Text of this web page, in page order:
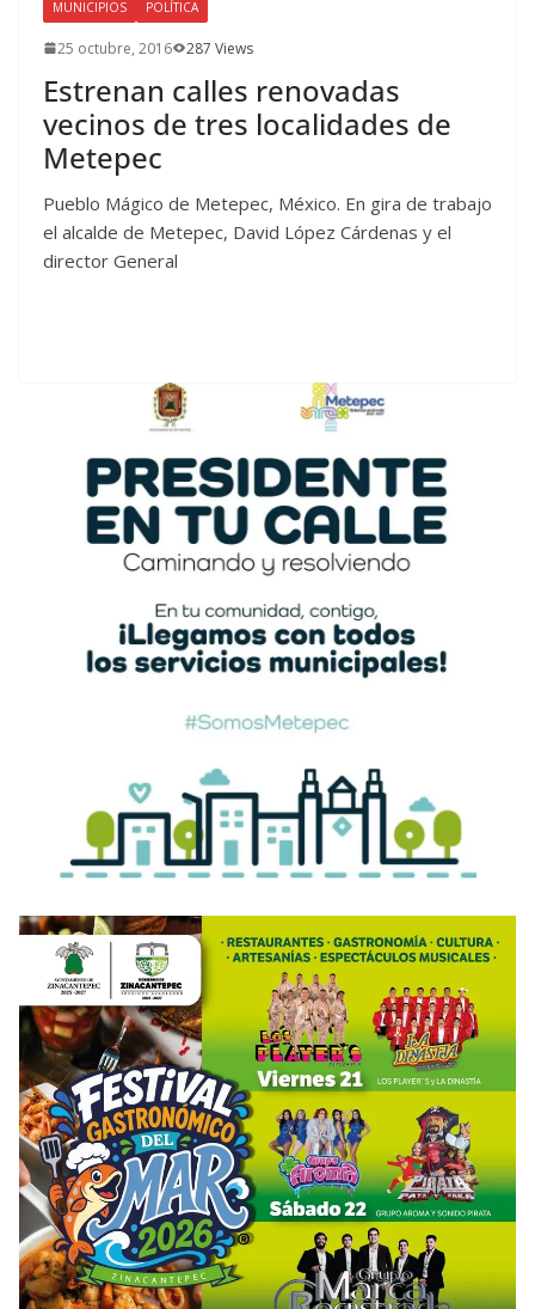
MUNICIPIOS POLÍTICA
25 octubre, 2016 287 Views
Estrenan calles renovadas
vecinos de tres localidades de
Metepec
Pueblo Mágico de Metepec, México. En gira de trabajo
el alcalde de Metepec, David López Cárdenas y el
director General